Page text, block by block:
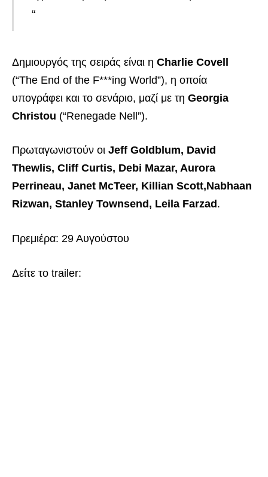
“
Δημιουργός της σειράς είναι η Charlie Covell
(“The End of the F***ing World”), η οποία
υπογράφει και το σενάριο, μαζί με τη Georgia
Christou (“Renegade Nell”).
Πρωταγωνιστούν οι Jeff Goldblum, David
Thewlis, Cliff Curtis, Debi Mazar, Aurora
Perrineau, Janet McTeer, Killian Scott,Nabhaan
Rizwan, Stanley Townsend, Leila Farzad .
Πρεμιέρα: 29 Αυγούστου
Δείτε το trailer: